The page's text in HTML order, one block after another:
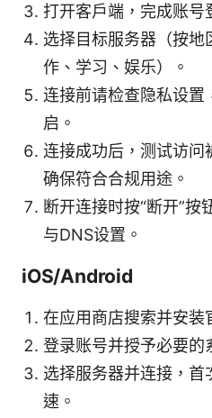
打开客户端，完成账号
选择目标服务器（按地
作、学习、娱乐）。
连接前请检查隐私设置
启。
连接成功后，测试访问
确保符合合规用途。
断开连接时按“断开”
与DNS设置。
iOS/Android
在应用商店搜索并安装
登录账号并授予必要的
选择服务器并连接，首
速。